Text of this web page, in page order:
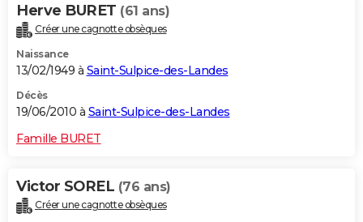
Herve BURET (61 ans)
Créer une cagnotte obsèques
Naissance
13/02/1949 à Saint-Sulpice-des-Landes
Décès
19/06/2010 à Saint-Sulpice-des-Landes
Famille BURET
Victor SOREL (76 ans)
Créer une cagnotte obsèques